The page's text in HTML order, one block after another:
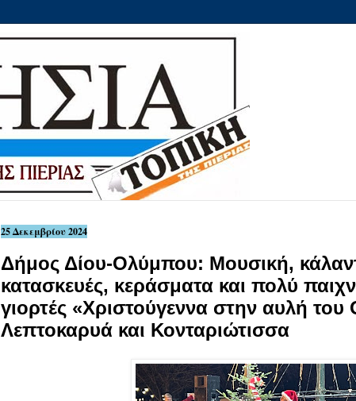
25 Δεκεμβρίου 2024
Δήμος Δίου-Ολύμπου: Μουσική,
κατασκευές, κεράσματα και πολύ
γιορτές «Χριστούγεννα στην αυλή
Λεπτοκαρυά και Κονταριώτισσα